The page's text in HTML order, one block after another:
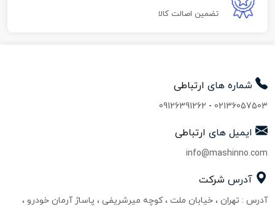
تضمین اصالت کالا
شماره های ارتباطی
02136057503
-
09126391262
ایمیل های ارتباطی
info@mashinno.com
آدرس شرکت
آدرس : تهران ، خیابان ملت ، کوچه میرشریفی ، پاساژ آرمان خودرو ،